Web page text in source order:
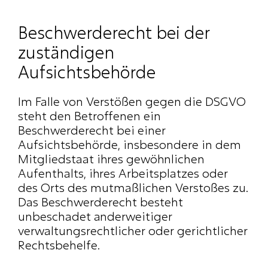
Beschwerderecht bei der
zuständigen
Aufsichtsbehörde
Im Falle von Verstößen gegen die DSGVO
steht den Betroffenen ein
Beschwerderecht bei einer
Aufsichtsbehörde, insbesondere in dem
Mitgliedstaat ihres gewöhnlichen
Aufenthalts, ihres Arbeitsplatzes oder
des Orts des mutmaßlichen Verstoßes zu.
Das Beschwerderecht besteht
unbeschadet anderweitiger
verwaltungsrechtlicher oder gerichtlicher
Rechtsbehelfe.